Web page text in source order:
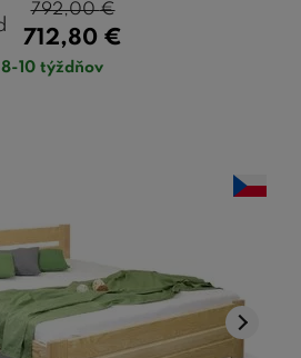
712,80 €
792,00€
8-10 týždňov